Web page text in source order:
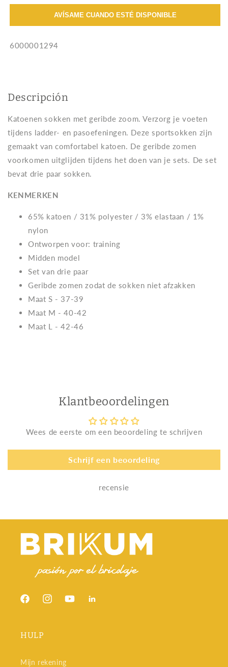
Reebok
Sokken
Active
AVÍSAME CUANDO ESTÉ DISPONIBLE
SKU:
6000001294
Descripción
Katoenen sokken met geribde zoom. Verzorg je voeten
tijdens ladder- en pasoefeningen. Deze sportsokken zijn
gemaakt van comfortabel katoen. De geribde zomen
voorkomen uitglijden tijdens het doen van je sets. De set
bevat drie paar sokken.
KENMERKEN
65% katoen / 31% polyester / 3% elastaan / 1%
nylon
Ontworpen voor: training
Midden model
Set van drie paar
Geribde zomen zodat de sokken niet afzakken
Maat S - 37-39
Maat M - 40-42
Maat L - 42-46
Klantbeoordelingen
Wees de eerste om een beoordeling te schrijven
Schrijf een beoordeling
recensie
FacebookInstagramYouTubeSnapchat
HULP
Mijn rekening